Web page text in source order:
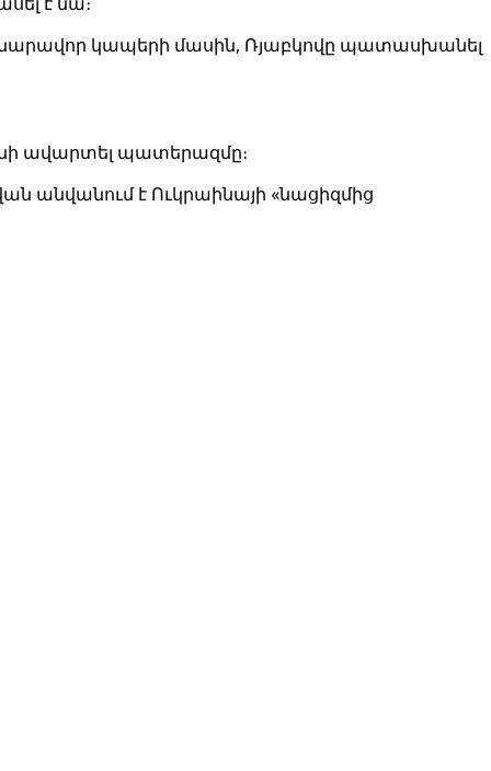
կապերի մասին, Ռյաբկովը պատասխանել
ավարտել պատերազմը։
անվանում է Ուկրաինայի «նացիզմից